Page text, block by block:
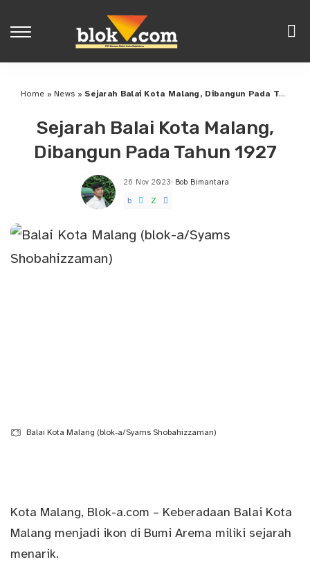
Home »News » Sejarah Balai Kota Malang, Dibangun Pada Tahun 1927
Sejarah Balai Kota Malang,
Dibangun Pada Tahun 1927
26 Nov 2023
Posted
Bob Bimantara
Balai Kota Malang (blok-a/Syams Shobahizzaman)
Kota Malang, Blok-a.com – Keberadaan Balai Kota
Malang menjadi ikon di Bumi Arema miliki sejarah
menarik.